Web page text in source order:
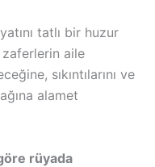
tatlı bir huzur
zaferlerin aile
sıkıntılarını ve
alamet
rüyada